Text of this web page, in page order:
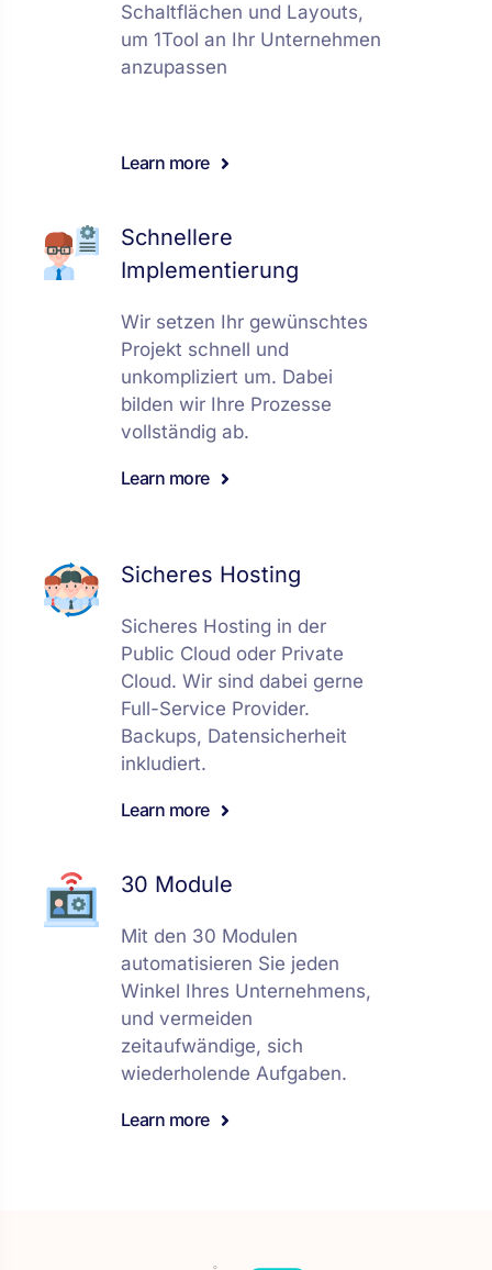
Schaltflächen und Layouts,
um 1Tool an Ihr Unternehmen
anzupassen
Learn more
Schnellere
Implementierung
Wir setzen Ihr gewünschtes
Projekt schnell und
unkompliziert um. Dabei
bilden wir Ihre Prozesse
vollständig ab.
Learn more
Sicheres Hosting
Sicheres Hosting in der
Public Cloud oder Private
Cloud. Wir sind dabei gerne
Full-Service Provider.
Backups, Datensicherheit
inkludiert.
Learn more
30 Module
Mit den 30 Modulen
automatisieren Sie jeden
Winkel Ihres Unternehmens,
und vermeiden
zeitaufwändige, sich
wiederholende Aufgaben.
Learn more